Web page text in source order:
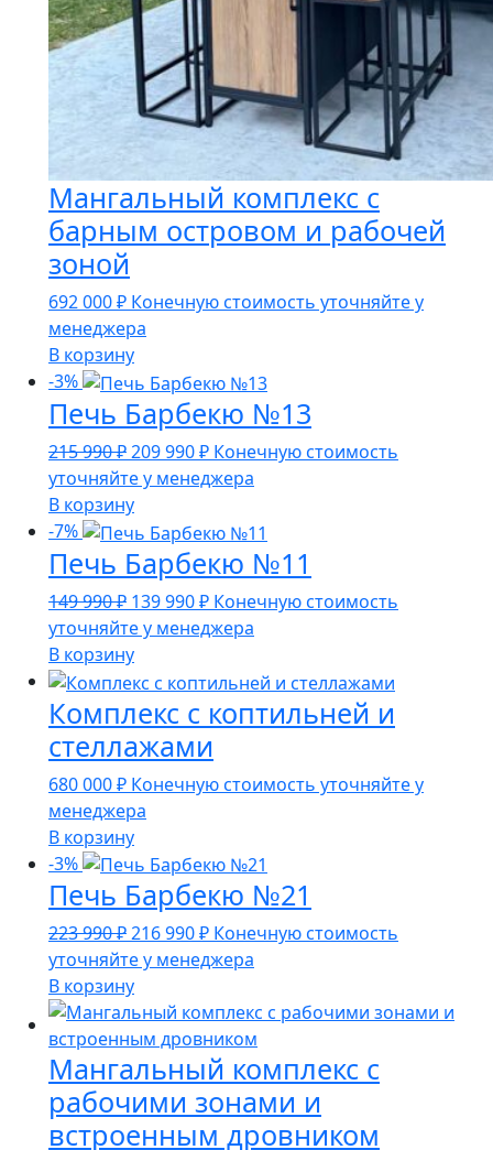
Мангальный комплекс с
барным островом и рабочей
зоной
692 000₽ Конечную стоимость уточняйте у
менеджера
В корзину
-3%
Печь Барбекю №13
215 990₽ Первоначальная
цена
составляла
215
990 ₽.
209 990₽Текущая
цена:
990 ₽.
Конечную стоимость
уточняйте у менеджера
В корзину
-7%
Печь Барбекю №11
149 990₽ Первоначальная
цена
составляла
149
990 ₽.
139 990₽Текущая
цена:
990 ₽.
Конечную стоимость
уточняйте у менеджера
В корзину
Комплекс с коптильней и
стеллажами
680 000₽ Конечную стоимость уточняйте у
менеджера
В корзину
-3%
Печь Барбекю №21
223 990₽ Первоначальная
цена
составляла
223
990 ₽.
216 990₽Текущая
цена:
990 ₽.
Конечную стоимость
уточняйте у менеджера
В корзину
Мангальный комплекс с
рабочими зонами и
встроенным дровником